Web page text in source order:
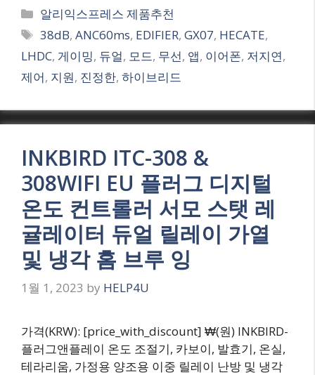
Categories
알리익스프레스 제품추천
Tags
38dB,ANC60ms, EDIFIER,GX07, HECATE,
LHDC, 게이밍, 듀얼, 모드, 무선, 앱, 이어폰, 저지연,
제어, 지원, 진정한, 하이브리드
INKBIRD ITC-308 &
308WIFI EU 플러그 디지털
온도 컨트롤러 서모 스탯 레
귤레이터 듀얼 릴레이 가열
및 냉각 홈 브루 잉
1월 1, 2023 by HELP4U
가격(KRW): [price_with_discount] ₩(원) INKBIRD-
플러그앤플레이 온도 조절기, 카보이, 발효기, 온실,
테라리움, 가정용 양조용 이중 릴레이 난방 및 냉각